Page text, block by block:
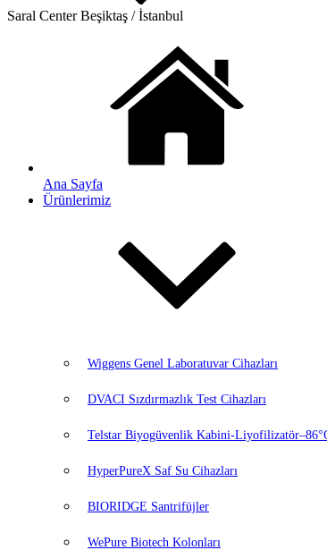
Saral CenterBeşiktaş / İstanbul
Ana Sayfa
Ürünlerimiz
Wiggens Genel Laboratuvar Cihazları
DVACI Sızdırmazlık Test Cihazları
Telstar Biyogüvenlik Kabini-
HyperPureX Saf Su Cihazları
BIORIDGE Santrifüjler
WePure Biotech Kolonları